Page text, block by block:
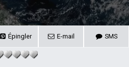
Épingler E-mail SMS